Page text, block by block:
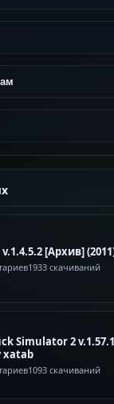
[Архив]
1933 скачиваний
Simulator 2
xatab
1093 скачиваний